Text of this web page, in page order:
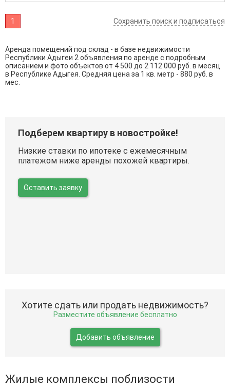
1 Сохранить поиск и подписаться
Аренда помещений под склад - в базе недвижимости
Республики Адыгеи 2 объявления по аренде с подробным
описанием и фото объектов от 4 500 до 2 112 000 руб. в месяц
в Республике Адыгея. Средняя цена за 1 кв. метр - 880 руб. в
мес.
Подберем квартиру в новостройке!
Низкие ставки по ипотеке с ежемесячным
платежом ниже аренды похожей квартиры.
Оставить заявку
Хотите сдать или продать недвижимость?
Разместите объявление бесплатно
Добавить объявление
Жилые комплексы поблизости